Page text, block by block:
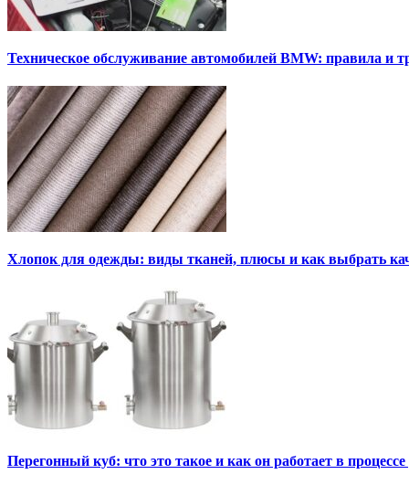
Техническое обслуживание автомобилей BMW: правила и
Хлопок для одежды: виды тканей, плюсы и как выбрать
Перегонный куб: что это такое и как он работает в